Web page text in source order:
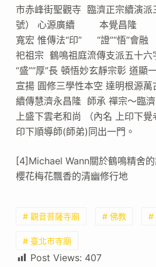
市赤峰街聖觀寺 臨濟正宗續演派
號） 心源廣續 本覺昌
寬宏 惟傳法“印” “證”“悟
祀祖宗 鶴鳴祖庭流傳支派五十六
“盛”“厚”長 頓悟妙玄靜宗彰 道顯
宣揚 圓修三學性本空 達明根源
續傳慧濟永昌隆 師承 禪宗～臨
上盛下雲老和尚 （內名 上印下
印下順導師(師弟)同出一門。
[4]Michael Wann關於鶴鳴精舍的
櫻花梅花飄香的清幽修行地
# 觀音菩薩寺廟 # 佛教 #
# 臺北市寺廟
Post Views: 407